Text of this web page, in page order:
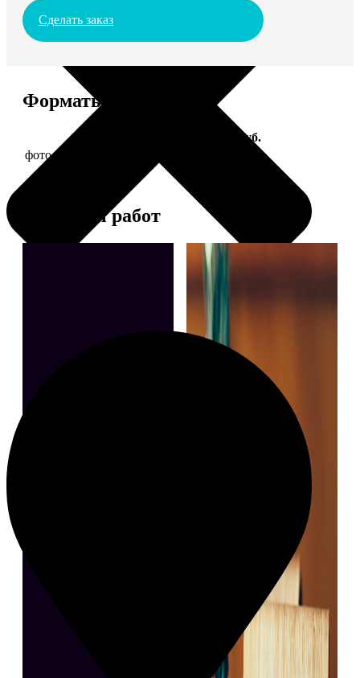
Сделать заказ
Форматы и цены
Цена, руб.
фото 30х30 в деревянной рамке
Примеры работ